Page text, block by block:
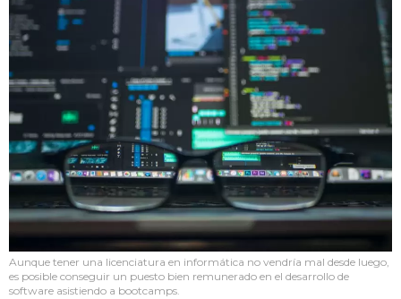
Aunque tener una licenciatura en informática no vendría mal desde luego,
es posible conseguir un puesto bien remunerado en el desarrollo de
software asistiendo a bootcamps.